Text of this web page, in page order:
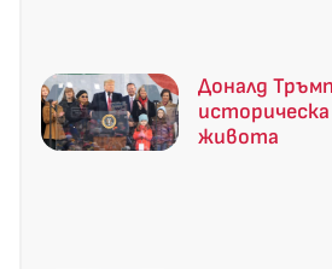
Доналд
живота